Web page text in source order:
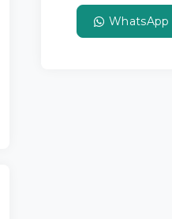
WhatsApp